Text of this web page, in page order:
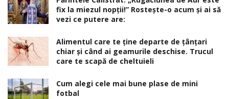
fix la miezul nopţii!” Rosteşte-o acum şi ai să
vezi ce putere are:
Alimentul care te ține departe de țânțari
chiar și când ai geamurile deschise. Trucul
care te scapă de cheltuieli
Cum alegi cele mai bune plase de mini
fotbal